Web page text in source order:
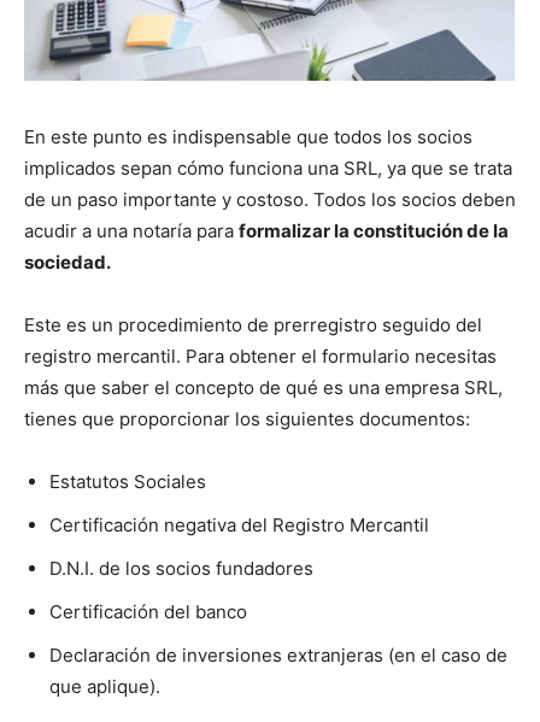
En este punto es indispensable que todos los socios
implicados sepan cómo funciona una SRL, ya que se trata
de un paso importante y costoso. Todos los socios deben
acudir a una notaría para formalizar la constitución de la
sociedad.
Este es un procedimiento de prerregistro seguido del
registro mercantil. Para obtener el formulario necesitas
más que saber el concepto de qué es una empresa SRL,
tienes que proporcionar los siguientes documentos:
Estatutos Sociales
Certificación negativa del Registro Mercantil
D.N.I. de los socios fundadores
Certificación del banco
Declaración de inversiones extranjeras (en el caso de
que aplique).